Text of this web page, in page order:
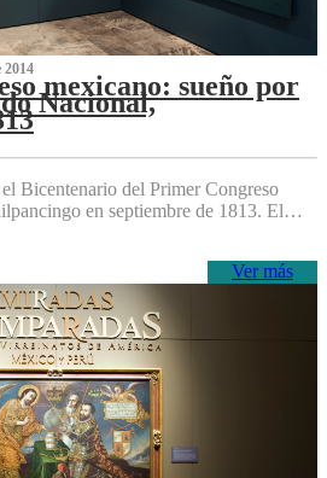
2014
mexicano: sueño por
Nacional,
Bicentenario del Primer Congreso
en septiembre de 1813. El…
Ver más